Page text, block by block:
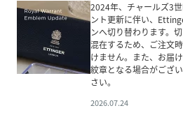
2024年、チャールズ3
ント更新に伴い、
ンへ切り替わります。
混在するため、ご注文
けません。また、お届
紋章となる場合がござ
さい。
2026.07.24